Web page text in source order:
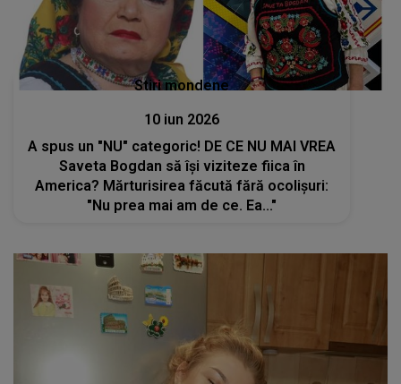
Stiri mondene
10 iun 2026
A spus un "NU" categoric! DE CE NU MAI VREA
Saveta Bogdan să își viziteze fiica în
America? Mărturisirea făcută fără ocolișuri:
"Nu prea mai am de ce. Ea..."